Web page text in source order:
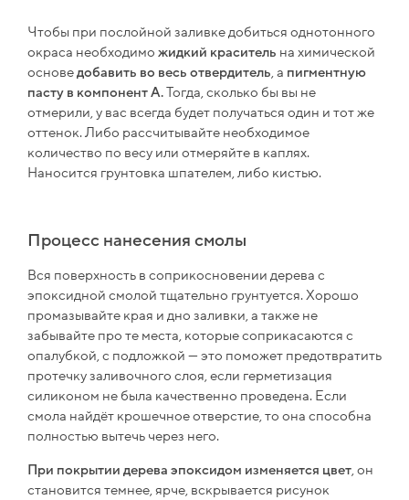
Чтобы при послойной заливке добиться однотонного
окраса необходимо жидкий краситель на химической
основедобавить во весь отвердитель, а пигментную
пасту в компонент А.Тогда, сколько бы вы не
отмерили, у вас всегда будет получаться один и тот же
оттенок. Либо рассчитывайте необходимое
количество по весу или отмеряйте в каплях.
Наносится грунтовка шпателем, либо кистью.
Процесс нанесения смолы
Вся поверхность в соприкосновении дерева с
эпоксидной смолой тщательно грунтуется. Хорошо
промазывайте края и дно заливки, а также не
забывайте про те места, которые соприкасаются с
опалубкой, с подложкой — это поможет предотвратить
протечку заливочного слоя, если герметизация
силиконом не была качественно проведена. Если
смола найдёт крошечное отверстие, то она способна
полностью вытечь через него.
При покрытии дерева эпоксидом изменяется цвет, он
становится темнее, ярче, вскрывается рисунок